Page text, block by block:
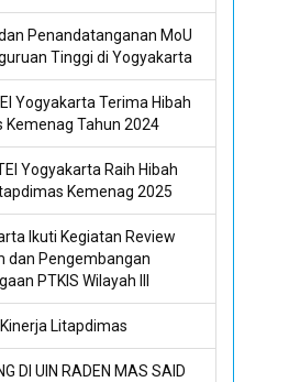
Penandatanganan MoU
Tinggi di Yogyakarta
Yogyakarta Terima Hibah
Kemenag Tahun 2024
Yogyakarta Raih Hibah
Kemenag 2025
Ikuti Kegiatan Review
dan Pengembangan
PTKIS Wilayah III
Litapdimas
DI UIN RADEN MAS SAID